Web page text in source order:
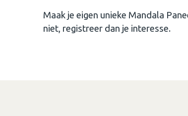
Maak je eigen unieke Mandala
niet, registreer dan je interesse.